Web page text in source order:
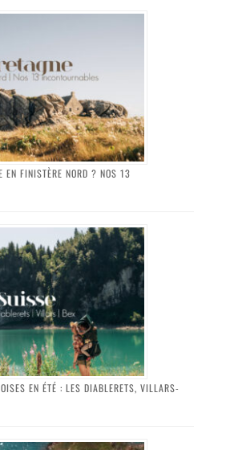
EN FINISTÈRE NORD ? NOS 13
EN ÉTÉ : LES DIABLERETS, VILLARS-